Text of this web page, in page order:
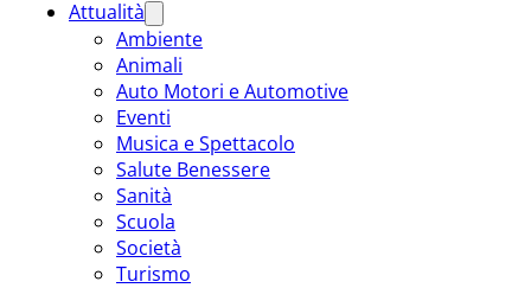
Attualità
Ambiente
Animali
Auto Motori e Automotive
Eventi
Musica e Spettacolo
Salute Benessere
Sanità
Scuola
Società
Turismo